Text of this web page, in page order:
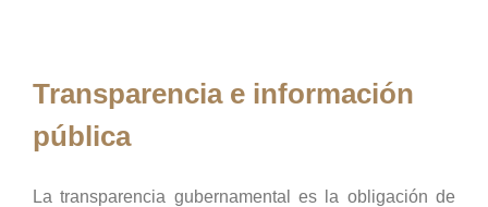
Transparencia e información
pública
La transparencia gubernamental es la obligación de